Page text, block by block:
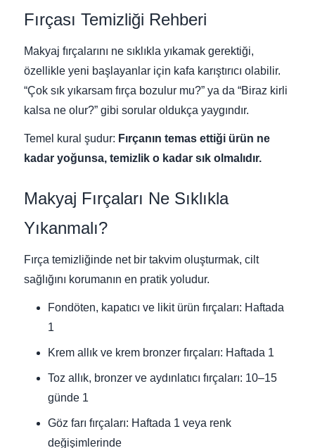
Fırçası Temizliği Rehberi
Makyaj fırçalarını ne sıklıkla yıkamak gerektiği,
özellikle yeni başlayanlar için kafa karıştırıcı olabilir.
“Çok sık yıkarsam fırça bozulur mu?” ya da “Biraz kirli
kalsa ne olur?” gibi sorular oldukça yaygındır.
Temel kural şudur: Fırçanın temas ettiği ürün ne
kadar yoğunsa, temizlik o kadar sık olmalıdır.
Makyaj Fırçaları Ne Sıklıkla
Yıkanmalı?
Fırça temizliğinde net bir takvim oluşturmak, cilt
sağlığını korumanın en pratik yoludur.
Fondöten, kapatıcı ve likit ürün fırçaları: Haftada
1
Krem allık ve krem bronzer fırçaları: Haftada 1
Toz allık, bronzer ve aydınlatıcı fırçaları: 10–15
günde 1
Göz farı fırçaları: Haftada 1 veya renk
değişimlerinde